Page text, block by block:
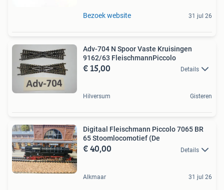
Bezoek website 31 jul 26
Adv-704 N Spoor Vaste Kruisingen
9162/63 FleischmannPiccolo
€ 15,00 Details
Hilversum Gisteren
Digitaal Fleischmann Piccolo 7065 BR
65 Stoomlocomotief (De
€ 40,00 Details
Alkmaar 31 jul 26